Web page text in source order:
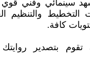
سينمائي وفني
والتنظيم
كافة.
تقوم بتصدير